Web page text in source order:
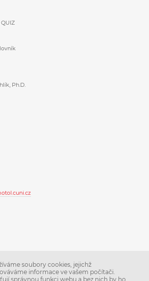
Ph.D.
programu
soubory cookies, jejichž
informace ve vašem počítači.
správnou funkci webu a bez nich by ho